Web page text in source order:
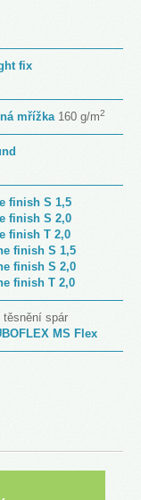
fix
mřížka160 g/m2
finish S 1,5
finish S 2,0
finish T 2,0
finish S 1,5
finish S 2,0
finish T 2,0
těsnění spár
MS Flex